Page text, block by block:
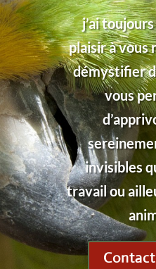
j’ai
plaisir à vous
démystifier
vous
invisibles
travail ou